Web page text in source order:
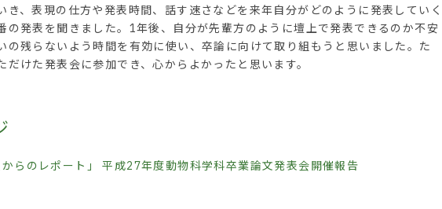
き、表現の仕方や発表時間、話す速さなどを来年自分がどのように発表していく
の発表を聞きました。1年後、自分が先輩方のように壇上で発表できるのか不安
の残らないよう時間を有効に使い、卒論に向けて取り組もうと思いました。た
だけた発表会に参加でき、心からよかったと思います。
らのレポート」 平成27年度動物科学科卒業論文発表会開催報告